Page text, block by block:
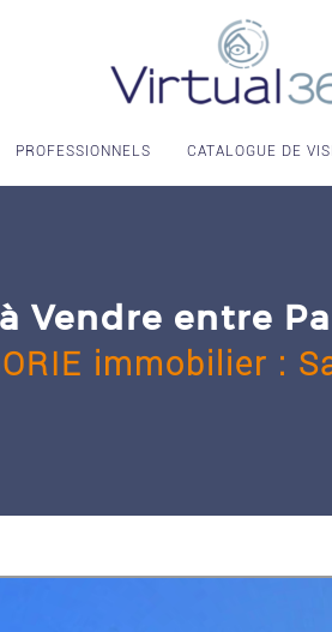
PROFESSIONNELS CATALOGUE DE
Vendre entre
immobilier :